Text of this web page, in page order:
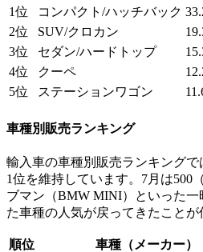
1位
コンパクト/ハッチバック
2位
SUV/クロカン
3位
セダン/ハードトップ
4位
クーペ
5位
ステーションワゴン
車種別販売ランキング
輸入車の車種別販売ランキング
1位を維持しています。7月は500
ブマン（BMW MINI）といった
た車種の人気が戻ってきたことが
順位 車種（メーカー）